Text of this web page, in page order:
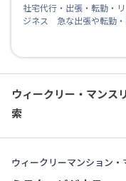
社宅代行・出張・転勤・
ジネス 急な出張や転勤・
ウィークリー・マンス
索
ウィークリーマンション